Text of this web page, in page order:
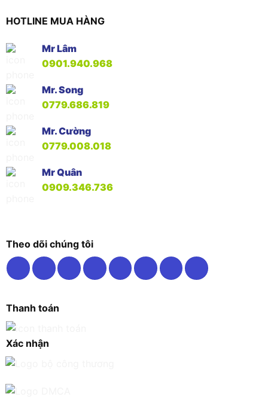
HOTLINE MUA HÀNG
Mr Lâm
0901.940.968
Mr. Song
0779.686.819
Mr. Cường
0779.008.018
Mr Quân
0909.346.736
Theo dõi chúng tôi
Thanh toán
Xác nhận